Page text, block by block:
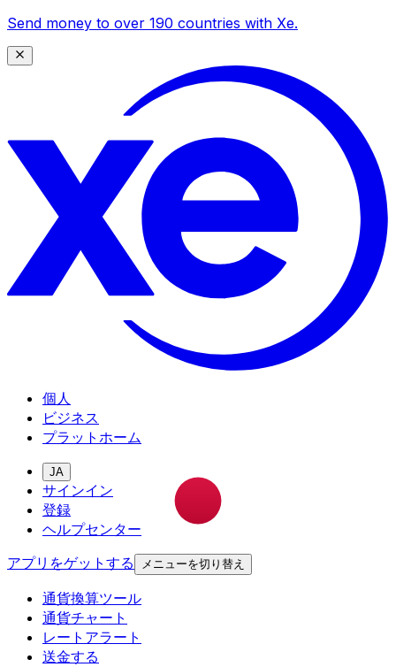
Send money to over 190 countries with Xe.
個人
ビジネス
プラットホーム
JA
サインイン
登録
ヘルプセンター
アプリをゲットする
メニューを切り替え
通貨換算ツール
通貨チャート
レートアラート
送金する